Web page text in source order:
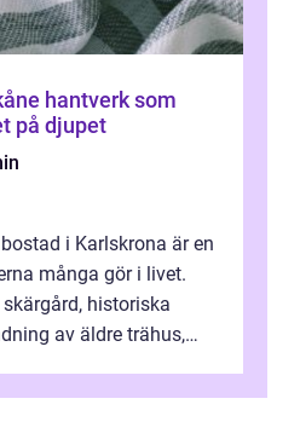
som
på djupet
i Karlskrona är en
många gör i livet.
historiska
av äldre trähus,